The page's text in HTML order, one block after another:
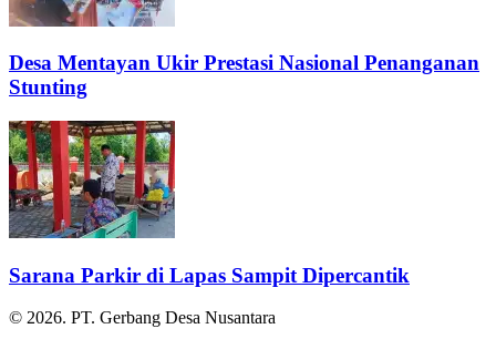
Desa Mentayan Ukir Prestasi Nasional Penanganan
Stunting
Sarana Parkir di Lapas Sampit Dipercantik
© 2026. PT. Gerbang Desa Nusantara